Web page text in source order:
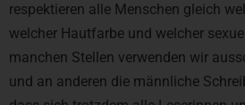
respektieren alle Menschen gleich
welcher Hautfarbe und welcher
manchen Stellen verwenden wir
und an anderen die männliche